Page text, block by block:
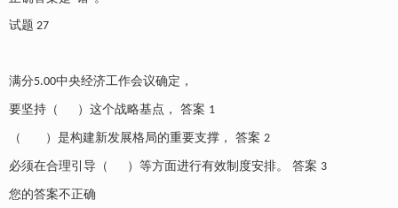
试题 27
满分5.00中央经济工作会议确定，
要坚持（ ）这个战略基点， 答案 1
（ ）是构建新发展格局的重要支撑， 答案 2
必须在合理引导（ ）等方面进行有效制度安排。 答案 3
您的答案不正确